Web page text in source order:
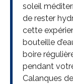
soleil
de rester
cette
bouteille
boire
pendant
Calanques